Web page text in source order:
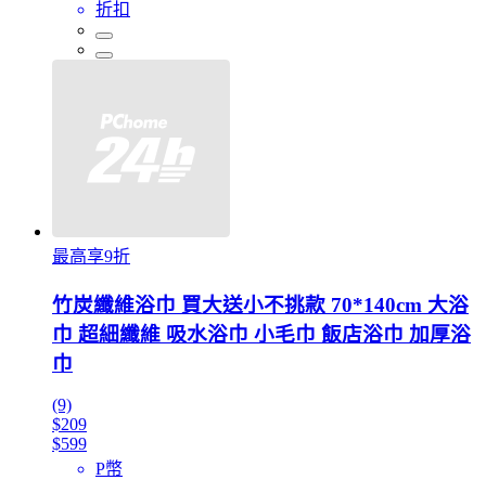
折扣
最高享9折
竹炭纖維浴巾 買大送小不挑款 70*140cm 大浴
巾 超細纖維 吸水浴巾 小毛巾 飯店浴巾 加厚浴
巾
(9)
$209
$599
P幣